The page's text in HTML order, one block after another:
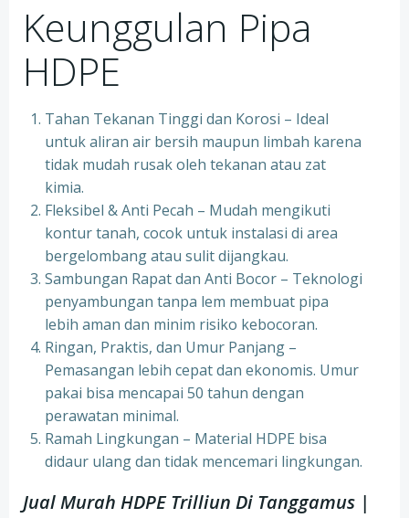
Keunggulan Pipa
HDPE
Tahan Tekanan Tinggi dan Korosi – Ideal
untuk aliran air bersih maupun limbah karena
tidak mudah rusak oleh tekanan atau zat
kimia.
Fleksibel & Anti Pecah – Mudah mengikuti
kontur tanah, cocok untuk instalasi di area
bergelombang atau sulit dijangkau.
Sambungan Rapat dan Anti Bocor – Teknologi
penyambungan tanpa lem membuat pipa
lebih aman dan minim risiko kebocoran.
Ringan, Praktis, dan Umur Panjang –
Pemasangan lebih cepat dan ekonomis. Umur
pakai bisa mencapai 50 tahun dengan
perawatan minimal.
Ramah Lingkungan – Material HDPE bisa
didaur ulang dan tidak mencemari lingkungan.
Jual Murah HDPE Trilliun Di Tanggamus |